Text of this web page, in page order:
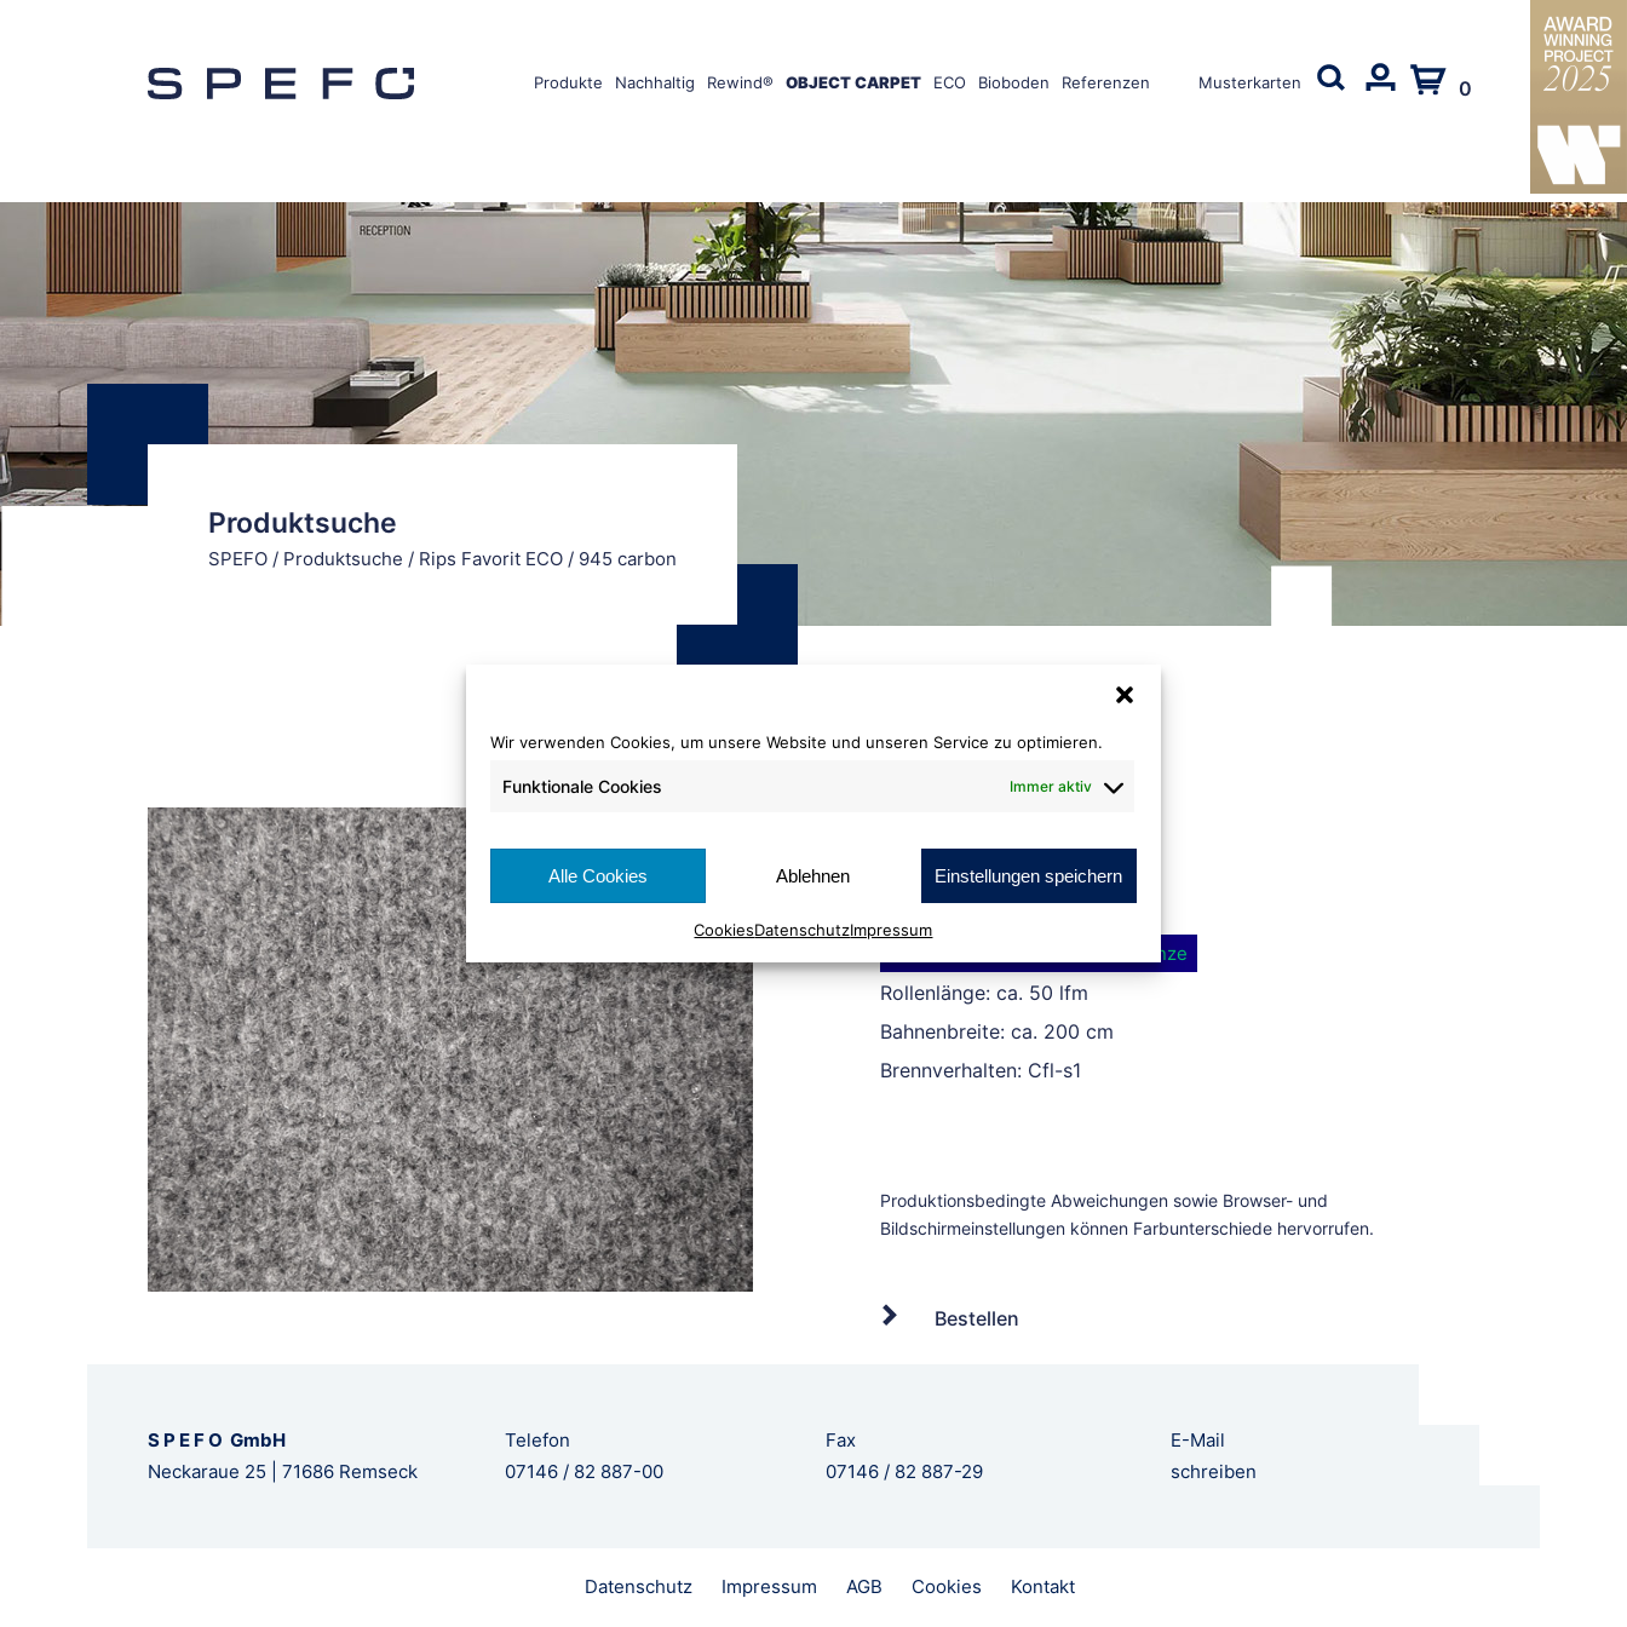
Wir verwenden Cookies, um unsere Website und unseren Service zu optimieren.
Funktionale Cookies Immer aktiv
Alle Cookies Ablehnen Einstellungen speichern
CookiesDatenschutzImpressum
Produkte Nachhaltig Rewind® OBJECT CARPET ECO Bioboden Referenzen Musterkarten 0
Produktsuche
SPEFO / Produktsuche / Rips Favorit ECO / 945 carbon
945 carbon
Bronze
Rollenlänge: ca. 50 lfm
Bahnenbreite: ca. 200 cm
Brennverhalten: Cfl-s1
Bestellen
S P E F O GmbH
Neckaraue 25 | 71686 Remseck
Telefon
07146 / 82 887-00
Fax
07146 / 82 887-29
E-Mail
schreiben
Datenschutz Impressum AGB Cookies Kontakt